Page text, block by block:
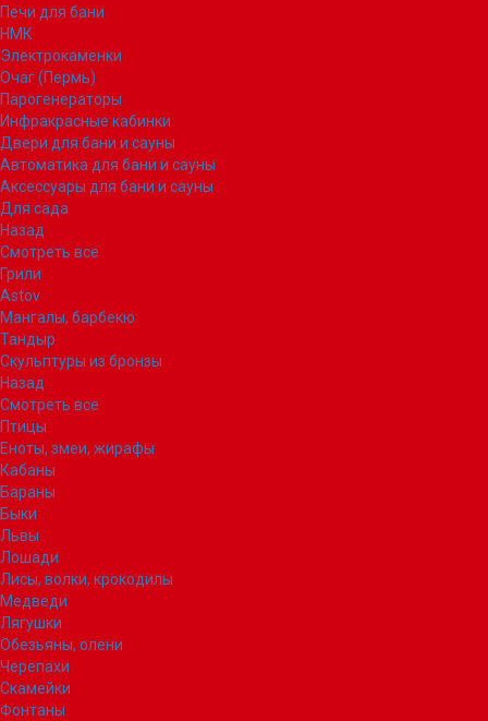
Печи для бани
НМК
Электрокаменки
Очаг (Пермь)
Парогенераторы
Инфракрасные кабинки
Двери для бани и сауны
Автоматика для бани и сауны
Аксессуары для бани и сауны
Для сада
Назад
Смотреть все
Грили
Astov
Мангалы, барбекю
Тандыр
Скульптуры из бронзы
Назад
Смотреть все
Птицы
Еноты, змеи, жирафы
Кабаны
Бараны
Быки
Львы
Лошади
Лисы, волки, крокодилы
Медведи
Лягушки
Обезьяны, олени
Черепахи
Скамейки
Фонтаны